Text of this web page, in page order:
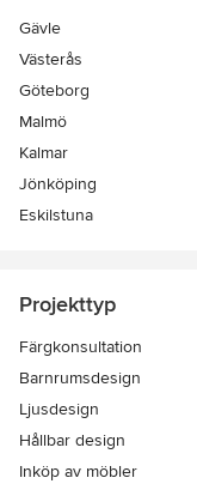
Gävle
Västerås
Göteborg
Malmö
Kalmar
Jönköping
Eskilstuna
Projekttyp
Färgkonsultation
Barnrumsdesign
Ljusdesign
Hållbar design
Inköp av möbler